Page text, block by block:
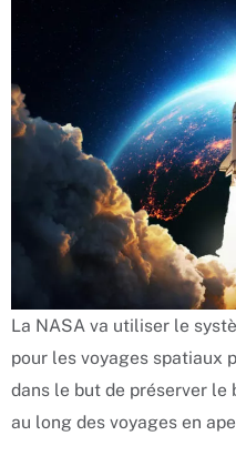
La NASA va utiliser le
pour les voyages spatiaux
dans le but de préserver
au long des voyages en